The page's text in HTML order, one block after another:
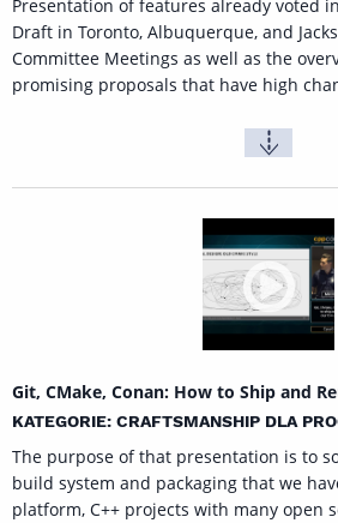
Presentation of features already voted
Draft in Toronto, Albuquerque, and
Committee Meetings as well as the
promising proposals that have high
Git, CMake, Conan: How to Ship and
KATEGORIE: CRAFTSMANSHIP DLA
The purpose of that presentation is to
build system and packaging that we
platform, C++ projects with many open